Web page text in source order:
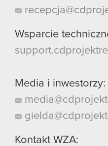
Wsparcie
Media i inwestorzy:
Kontakt WZA: